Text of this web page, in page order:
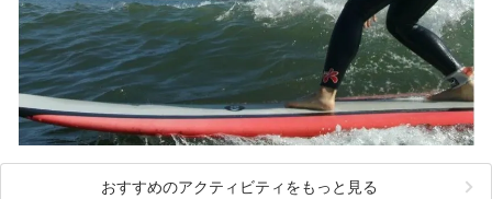
おすすめのアクティビティをもっと見る